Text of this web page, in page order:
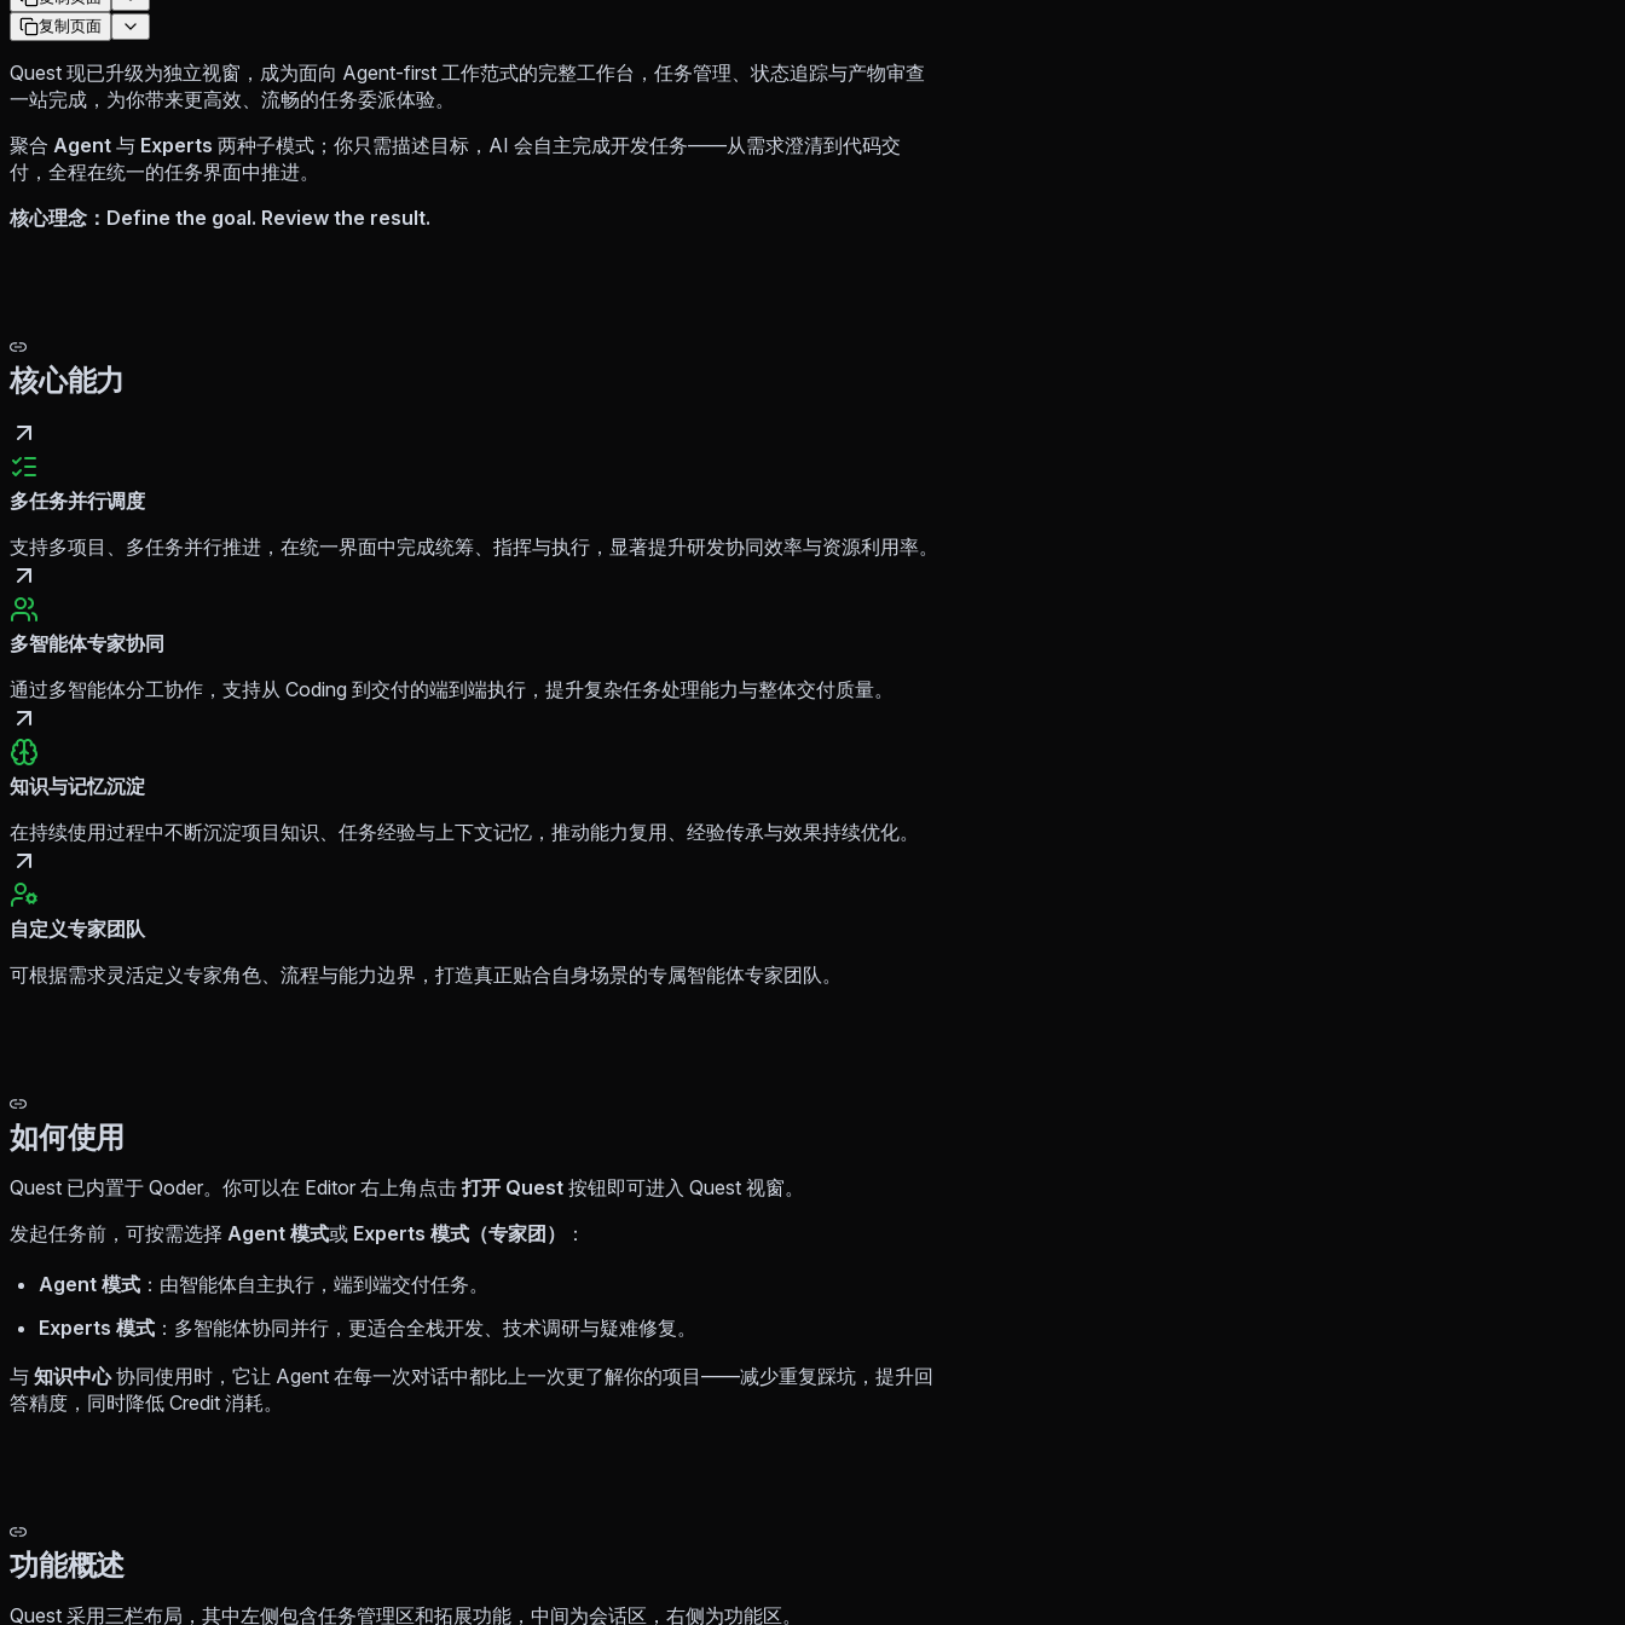
复制页面
Quest 现已升级为独立视窗，成为面向 Agent-first 工作范式的完整工作台，任务管理、状态追踪与产物审查
一站完成，为你带来更高效、流畅的任务委派体验。
聚合 Agent 与 Experts 两种子模式；你只需描述目标，AI 会自主完成开发任务——从需求澄清到代码交
付，全程在统一的任务界面中推进。
核心理念：Define the goal. Review the result.
核心能力
多任务并行调度
支持多项目、多任务并行推进，在统一界面中完成统筹、指挥与执行，显著提升研发协同效率与资源利用率。
多智能体专家协同
通过多智能体分工协作，支持从 Coding 到交付的端到端执行，提升复杂任务处理能力与整体交付质量。
知识与记忆沉淀
在持续使用过程中不断沉淀项目知识、任务经验与上下文记忆，推动能力复用、经验传承与效果持续优化。
自定义专家团队
可根据需求灵活定义专家角色、流程与能力边界，打造真正贴合自身场景的专属智能体专家团队。
如何使用
Quest 已内置于 Qoder。你可以在 Editor 右上角点击 打开 Quest 按钮即可进入 Quest 视窗。
发起任务前，可按需选择 Agent 模式或 Experts 模式（专家团） ：
Agent 模式 ：由智能体自主执行，端到端交付任务。
Experts 模式 ：多智能体协同并行，更适合全栈开发、技术调研与疑难修复。
与 知识中心协同使用时，它让 Agent 在每一次对话中都比上一次更了解你的项目——减少重复踩坑，提升回
答精度，同时降低 Credit 消耗。
功能概述
Quest 采用三栏布局，其中左侧包含任务管理区和拓展功能，中间为会话区，右侧为功能区。